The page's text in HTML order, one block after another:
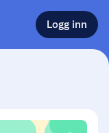
Logg inn